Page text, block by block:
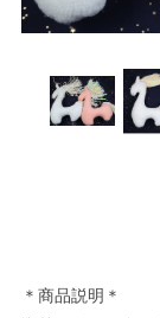
＊商品説明＊